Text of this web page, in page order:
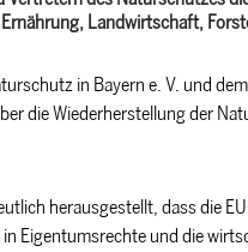
Landwirtschaft,
in Bayern e. V. und
die Wiederherstellung der
herausgestellt, dass die
Eigentumsrechte und die